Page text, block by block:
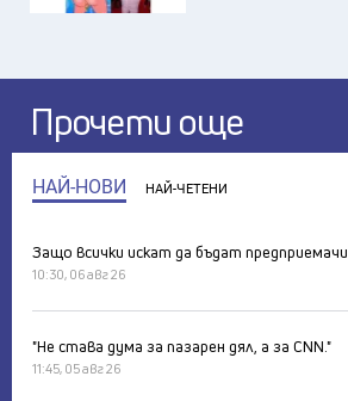
Прочети още
НАЙ-НОВИ НАЙ-ЧЕТЕНИ
Защо всички искат да бъдат предприемачи
10:30, 06 авг 26
"Не става дума за пазарен дял, а за CNN."
11:45, 05 авг 26